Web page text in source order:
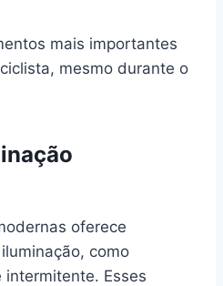
mais importantes
mesmo durante o
oferece
como
Esses